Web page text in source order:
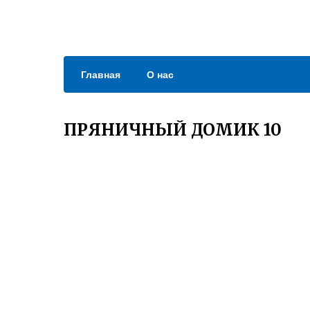
Главная О нас
ПРЯНИЧНЫЙ ДОМИК 10